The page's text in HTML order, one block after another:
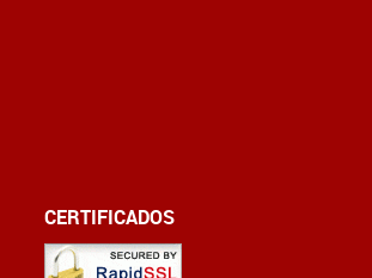
CERTIFICADOS